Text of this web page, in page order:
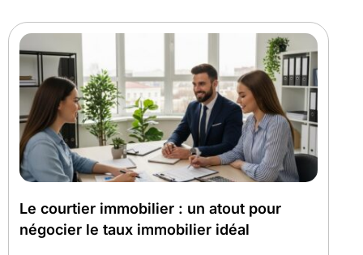
Le courtier immobilier : un atout pour
négocier le taux immobilier idéal